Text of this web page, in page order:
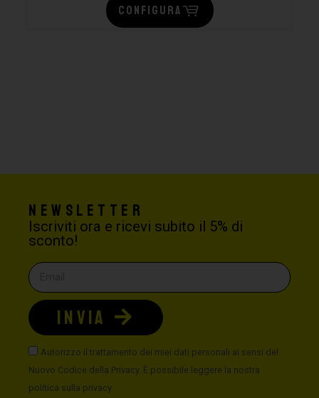
CONFIGURA
Newsletter
Iscriviti ora e ricevi subito il 5% di
sconto!
Autorizzo il trattamento dei miei dati personali ai sensi del
Nuovo Codice della Privacy. È possibile leggere la nostra
politica sulla privacy
INVIA